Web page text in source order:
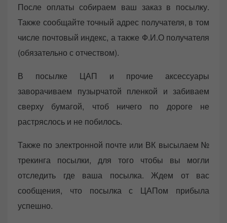
После оплаты собираем ваш заказ в посылку.
Также сообщайте точный адрес получателя, в том
числе почтовый индекс, а также Ф.И.О получателя
(обязательно с отчеством).
В посылке ЦАП и прочие аксессуары
заворачиваем пузырчатой пленкой и забиваем
сверху бумагой, чтоб ничего по дороге не
растряслось и не побилось.
Также по электронной почте или ВК высылаем №
трекинга посылки, для того чтобы вы могли
отследить где ваша посылка. Ждем от вас
сообщения, что посылка с ЦАПом прибыла
успешно.